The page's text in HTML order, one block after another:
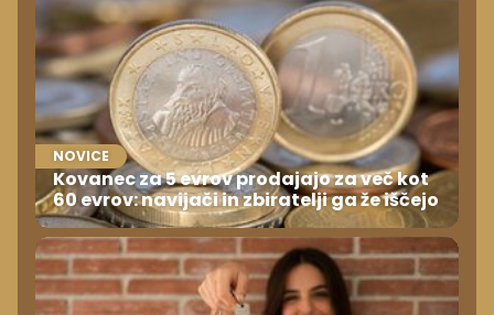
NOVICE
Kovanec za 5 evrov prodajajo za več kot
60 evrov: navijači in zbiratelji ga že iščejo